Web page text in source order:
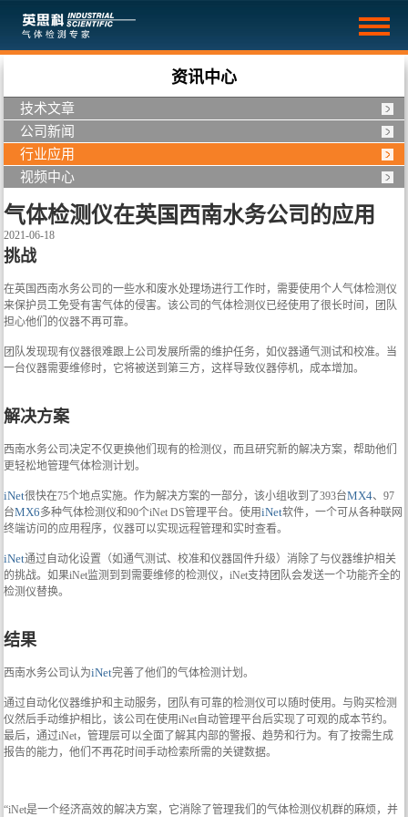
资讯中心
技术文章
公司新闻
行业应用
视频中心
气体检测仪在英国西南水务公司的应用
2021-06-18
挑战
在英国西南水务公司的一些水和废水处理场进行工作时，需要使用个人气体检测仪
来保护员工免受有害气体的侵害。该公司的气体检测仪已经使用了很长时间，团队
担心他们的仪器不再可靠。
团队发现现有仪器很难跟上公司发展所需的维护任务，如仪器通气测试和校准。当
一台仪器需要维修时，它将被送到第三方，这样导致仪器停机，成本增加。
解决方案
西南水务公司决定不仅更换他们现有的检测仪，而且研究新的解决方案，帮助他们
更轻松地管理气体检测计划。
iNet很快在75个地点实施。作为解决方案的一部分，该小组收到了393台MX4、97
台MX6多种气体检测仪和90个iNet DS管理平台。使用iNet软件，一个可从各种联网
终端访问的应用程序，仪器可以实现远程管理和实时查看。
iNet通过自动化设置（如通气测试、校准和仪器固件升级）消除了与仪器维护相关
的挑战。如果iNet监测到到需要维修的检测仪，iNet支持团队会发送一个功能齐全的
检测仪替换。
结果
西南水务公司认为iNet完善了他们的气体检测计划。
通过自动化仪器维护和主动服务，团队有可靠的检测仪可以随时使用。与购买检测
仪然后手动维护相比，该公司在使用iNet自动管理平台后实现了可观的成本节约。
最后，通过iNet，管理层可以全面了解其内部的警报、趋势和行为。有了按需生成
报告的能力，他们不再花时间手动检索所需的关键数据。
“iNet是一个经济高效的解决方案，它消除了管理我们的气体检测仪机群的麻烦，并